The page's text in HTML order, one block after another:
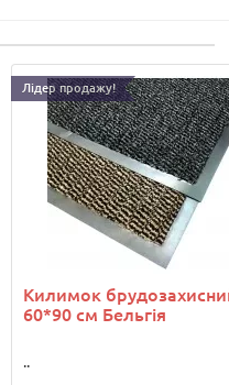
Лідер продажу!
Килимок
60*90 см Бельгія
..